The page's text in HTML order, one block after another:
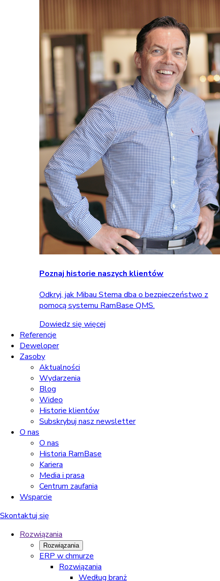
Poznaj historie naszych klientów
Odkryj, jak Mibau Stema dba o bezpieczeństwo z
pomocą systemu RamBase QMS.
Dowiedz się więcej
Referencje
Deweloper
Zasoby
Aktualności
Wydarzenia
Blog
Wideo
Historie klientów
Subskrybuj nasz newsletter
O nas
O nas
Historia RamBase
Kariera
Media i prasa
Centrum zaufania
Wsparcie
Skontaktuj się
Rozwiązania
Rozwiązania
ERP w chmurze
Rozwiązania
Według branż